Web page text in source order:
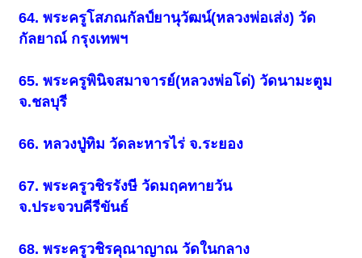
64. พระครูโสภณกัลป์ยานุวัฒน์(หลวงพ่อเส่ง) วัด
กัลยาณ์ กรุงเทพฯ
65. พระครูพินิจสมาจารย์(หลวงพ่อโด่) วัดนามะตูม
จ.ชลบุรี
66. หลวงปู่ทิม วัดละหารไร่ จ.ระยอง
67. พระครูวชิรรังษี วัดมฤคทายวัน
จ.ประจวบคีรีขันธ์
68. พระครูวชิรคุณาญาณ วัดในกลาง